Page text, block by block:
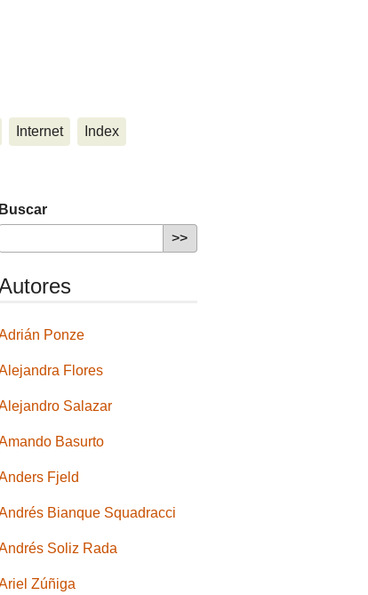
Internet Index
Buscar
Ponze
Flores
Salazar
Basurto
Fjeld
Bianque Squadracci
Soliz Rada
Zúñiga